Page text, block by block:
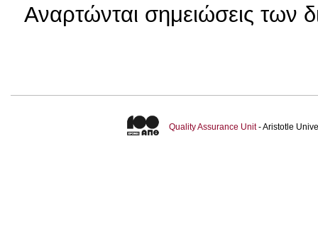
Αναρτώνται σημειώσεις των
Quality Assurance Unit- Aristotle